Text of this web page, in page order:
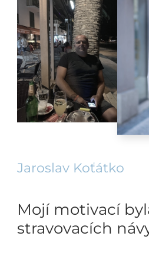
Jaroslav Koťátko
Mojí motivací
stravovacích